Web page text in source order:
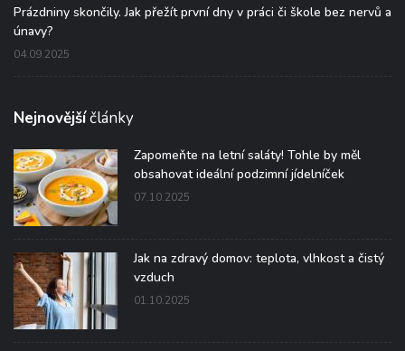
Prázdniny skončily. Jak přežít první dny v práci či škole bez nervů a
únavy?
04.09.2025
Nejnovějšíčlánky
Zapomeňte na letní saláty! Tohle by měl
obsahovat ideální podzimní jídelníček
07.10.2025
Jak na zdravý domov: teplota, vlhkost a čistý
vzduch
01.10.2025